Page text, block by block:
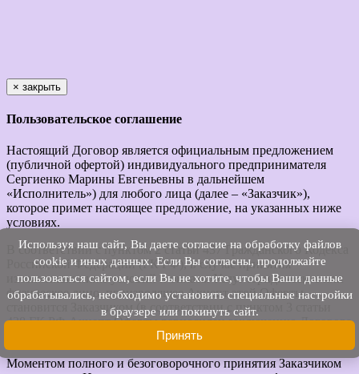
Используя наш cайт, Вы даете согласие на обработку файлов
cookie и иных данных. Если Вы согласны, продолжайте
пользоваться сайтом, если Вы не хотите, чтобы Ваши данные
обрабатывались, необходимо установить специальные настройки
в браузере или покинуть сайт.
Принять
× закрыть
Пользовательское соглашение
Настоящий Договор является официальным предложением
(публичной офертой) индивидуального предпринимателя
Сергиенко Марины Евгеньевны в дальнейшем
«Исполнитель») для любого лица (далее – «Заказчик»),
которое примет настоящее предложение, на указанных ниже
условиях.
В соответствии с пунктом 2 статьи 437 Гражданского Кодекса
Российской Федерации (ГК РФ), в случае принятия
изложенных ниже условий и оплаты Услуг юридическое или
физическое лицо, производящее Акцепт этой Оферты,
становится Заказчиком (в соответствии с пунктом 3 статьи
438 ГК РФ Акцепт Оферты равносилен заключению Договора
на условиях, изложенных в Оферте).
Моментом полного и безоговорочного принятия Заказчиком